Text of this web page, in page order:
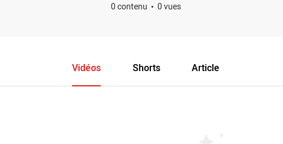
0 contenu 0 vues
Vidéos Shorts Article